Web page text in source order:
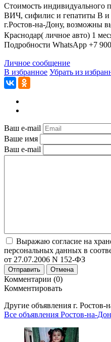
Стоимость индивидуального
ВИЧ, сифилис и гепатиты В
г.Ростов-на-Дону, возможны
Краснодар( личное авто) 1
Подробности WhatsApp +7
Личное сообщение
В избранное Убрать из
Ваш e-mail
Ваше имя
Ваш e-mail
Выражаю согласие на
персональных данных в
от 27.07.2006 N 152-ФЗ
Отправить Отмена
Комментарии (0)
Комментировать
Другие объявления г. Ростов-
Все объявления Ростов-на-